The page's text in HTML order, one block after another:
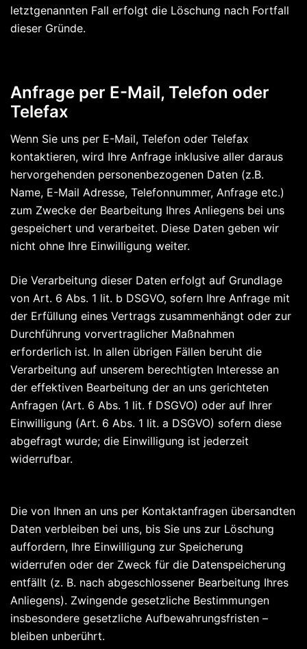
letztgenannten Fall erfolgt die Löschung nach Fortfall
dieser Gründe.
Anfrage per E-Mail, Telefon oder
Telefax
Wenn Sie uns per E-Mail, Telefon oder Telefax
kontaktieren, wird Ihre Anfrage inklusive aller daraus
hervorgehenden personenbezogenen Daten (z.B.
Name, E-Mail Adresse, Telefonnummer, Anfrage etc.)
zum Zwecke der Bearbeitung Ihres Anliegens bei uns
gespeichert und verarbeitet. Diese Daten geben wir
nicht ohne Ihre Einwilligung weiter.
Die Verarbeitung dieser Daten erfolgt auf Grundlage
von Art. 6 Abs. 1 lit. b DSGVO, sofern Ihre Anfrage mit
der Erfüllung eines Vertrags zusammenhängt oder zur
Durchführung vorvertraglicher Maßnahmen
erforderlich ist. In allen übrigen Fällen beruht die
Verarbeitung auf unserem berechtigten Interesse an
der effektiven Bearbeitung der an uns gerichteten
Anfragen (Art. 6 Abs. 1 lit. f DSGVO) oder auf Ihrer
Einwilligung (Art. 6 Abs. 1 lit. a DSGVO) sofern diese
abgefragt wurde; die Einwilligung ist jederzeit
widerrufbar.
Die von Ihnen an uns per Kontaktanfragen übersandten
Daten verbleiben bei uns, bis Sie uns zur Löschung
auffordern, Ihre Einwilligung zur Speicherung
widerrufen oder der Zweck für die Datenspeicherung
entfällt (z. B. nach abgeschlossener Bearbeitung Ihres
Anliegens). Zwingende gesetzliche Bestimmungen
insbesondere gesetzliche Aufbewahrungsfristen –
bleiben unberührt.